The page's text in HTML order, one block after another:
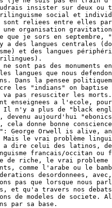
insister sur deux ou
social et
sont reliees entre elles
organisation
je sors en septembre,
a des langues centrales
et des langues
sont pas des
langues que nous
Dans la pensee
les "indians" on
va pas resusciter les
enseignees a l'ecole,
Il n'y a plus de "black
devenu aujourd'hui
donne bonne
George Orwell is alive,
le vrai problème
dire celui des latinos, de
francais/occitan ou
de riche, le vrai probleme
comme l'arabe ou le
desordonnees,
pas que lorsque nous
et qu'a travers nos
de modeles de societe.
par sa base.